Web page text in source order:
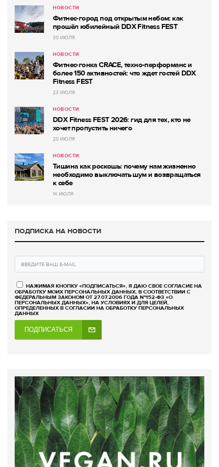
НОВОСТИ
Фитнес-город под открытым небом: как
прошёл юбилейный DDX Fitness FEST
30 ИЮЛЯ
НОВОСТИ
Фитнес-гонка CRACE, техно-перформанс и
более 150 активностей: что ждет гостей DDX
Fitness FEST
23 ИЮЛЯ
НОВОСТИ
DDX Fitness FEST 2026: гид для тех, кто не
хочет пропустить ничего
20 ИЮЛЯ
НОВОСТИ
Тишина как роскошь: почему нам жизненно
необходимо выключать шум и возвращаться
к себе
14 ИЮЛЯ
ПОДПИСКА НА НОВОСТИ
НАЖИМАЯ КНОПКУ «ПОДПИСАТЬСЯ», Я ДАЮ СВОЕ СОГЛАСИЕ НА
ОБРАБОТКУ МОИХ ПЕРСОНАЛЬНЫХ ДАННЫХ, В СООТВЕТСТВИИ С
ФЕДЕРАЛЬНЫМ ЗАКОНОМ ОТ 27.07.2006 ГОДА №152-ФЗ «О
ПЕРСОНАЛЬНЫХ ДАННЫХ», НА УСЛОВИЯХ И ДЛЯ ЦЕЛЕЙ,
ОПРЕДЕЛЕННЫХ В СОГЛАСИИ НА ОБРАБОТКУ ПЕРСОНАЛЬНЫХ
ДАННЫХ
ПОДПИСАТЬСЯ